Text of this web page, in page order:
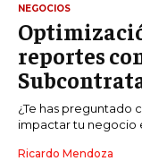
NEGOCIOS
reportes
¿Te has preguntado
impactar tu negocio
Ricardo Mendoza